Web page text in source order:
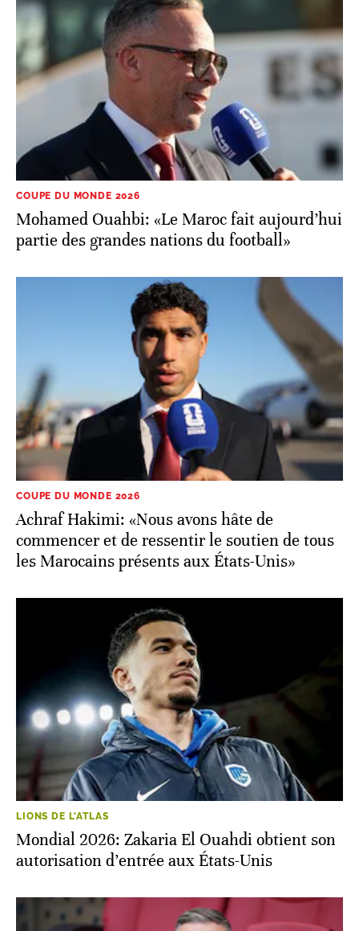
COUPE DU MONDE 2026
Mohamed Ouahbi: «Le Maroc fait aujourd’hui
partie des grandes nations du football»
COUPE DU MONDE 2026
Achraf Hakimi: «Nous avons hâte de
commencer et de ressentir le soutien de tous
les Marocains présents aux États-Unis»
LIONS DE L'ATLAS
Mondial 2026: Zakaria El Ouahdi obtient son
autorisation d’entrée aux États-Unis